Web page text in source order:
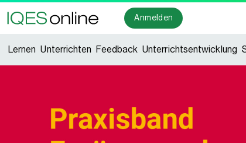
Anmelden
Lernen Unterrichten Feedback Unterrichtsentwicklung